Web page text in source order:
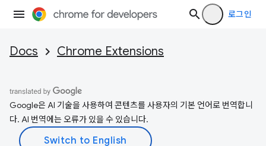
로그인
Docs Chrome Extensions
Google은 AI 기술을 사용하여 콘텐츠를 사용자의 기본 언어로 번역합니
다. AI 번역에는 오류가 있을 수 있습니다.